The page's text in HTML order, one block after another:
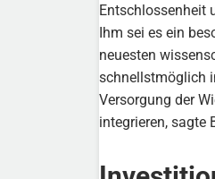
Entschlossenheit
Ihm sei es ein
neuesten
schnellstmöglich
Versorgung der
integrieren, sagte